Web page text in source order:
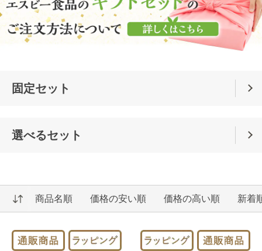
固定セット
選べるセット
商品名順 価格の安い順 価格の高い順 新着